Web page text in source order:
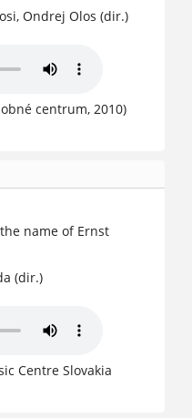
Ondrej Olos (dir.)
centrum, 2010)
name of Ernst
(dir.)
Centre Slovakia